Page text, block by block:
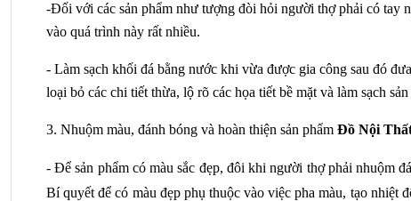
-Đối với các sản phẩm như tượng đòi hỏi người thợ phải có tay
vào quá trình này rất nhiều.
- Làm sạch khối đá bằng nước khi vừa được gia công sau đó
loại bỏ các chi tiết thừa, lộ rõ các họa tiết bề mặt và làm sạch
3. Nhuộm màu, đánh bóng và hoàn thiện sản phẩm Đồ Nội
- Để sản phẩm có màu sắc đẹp, đôi khi người thợ phải nhuộm
Bí quyết để có màu đẹp phụ thuộc vào việc pha màu, tạo nhiệt